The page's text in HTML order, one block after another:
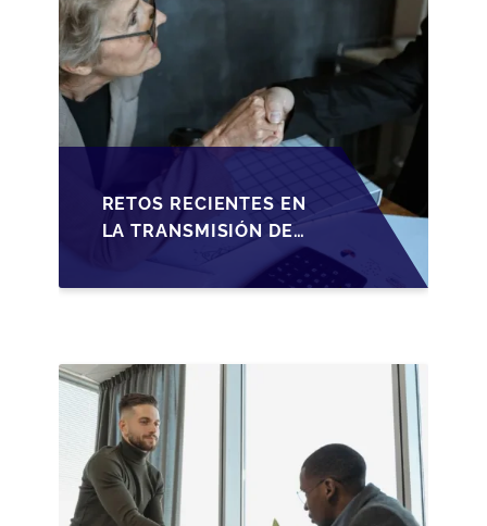
RETOS RECIENTES EN
LA TRANSMISIÓN DE
PYMES ESPAÑOLAS:
ADAPTACIONES
2026